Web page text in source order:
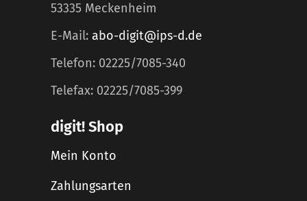
53335 Meckenheim
E-Mail: abo-digit@ips-d.de
Telefon: 02225/7085-340
Telefax: 02225/7085-399
digit! Shop
Mein Konto
Zahlungsarten